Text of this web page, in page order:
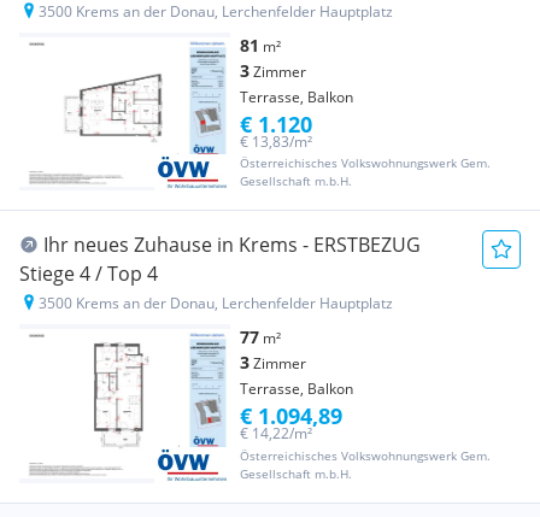
3500 Krems an der Donau, Lerchenfelder Hauptplatz
81 m²
3Zimmer
Terrasse, Balkon
Österreichisches Volkswohnungswerk Gem.
Gesellschaft m.b.H.
€ 13,83/m²
€ 1.120
Ihr neues Zuhause in Krems - ERSTBEZUG
Stiege 4 / Top 4
3500 Krems an der Donau, Lerchenfelder Hauptplatz
77 m²
3Zimmer
Terrasse, Balkon
Österreichisches Volkswohnungswerk Gem.
Gesellschaft m.b.H.
€ 14,22/m²
€ 1.094,89